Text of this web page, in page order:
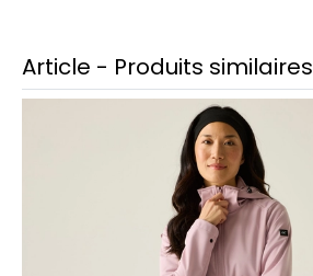
Article - Produits similaires